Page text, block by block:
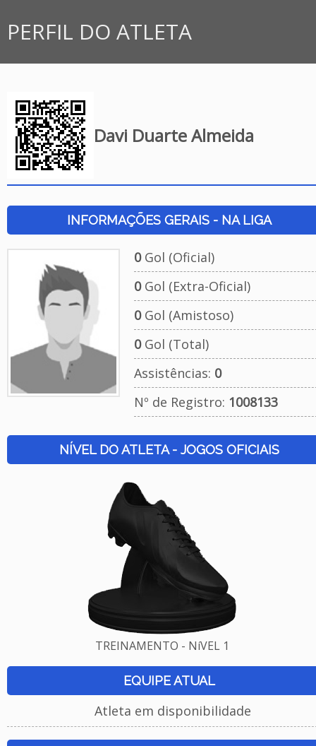
PERFIL DO ATLETA
Davi Duarte Almeida
INFORMAÇÕES GERAIS - NA LIGA
0Gol (Oficial)
0Gol (Extra-Oficial)
0Gol (Amistoso)
0Gol (Total)
Assistências: 0
Nº de Registro: 1008133
NÍVEL DO ATLETA - JOGOS OFICIAIS
TREINAMENTO - NíVEL 1
EQUIPE ATUAL
Atleta em disponibilidade